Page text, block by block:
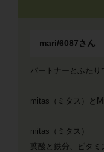
mari/6087さん
パートナーとふたり
mitas（ミタス）と
mitas（ミタス）
葉酸と鉄分、ビタ